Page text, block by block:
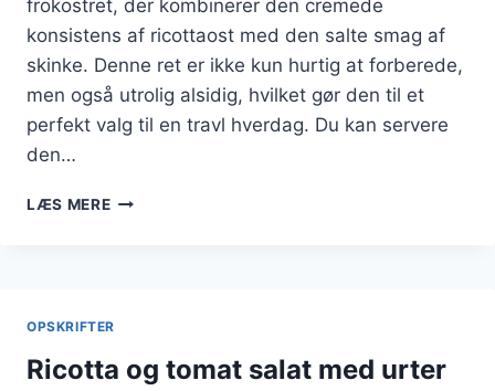
frokostret, der kombinerer den cremede
konsistens af ricottaost med den salte smag af
skinke. Denne ret er ikke kun hurtig at forberede,
men også utrolig alsidig, hvilket gør den til et
perfekt valg til en travl hverdag. Du kan servere
den…
LÆS MERERICOTTA
OPSKRIFTER
Ricotta og tomat salat med urter